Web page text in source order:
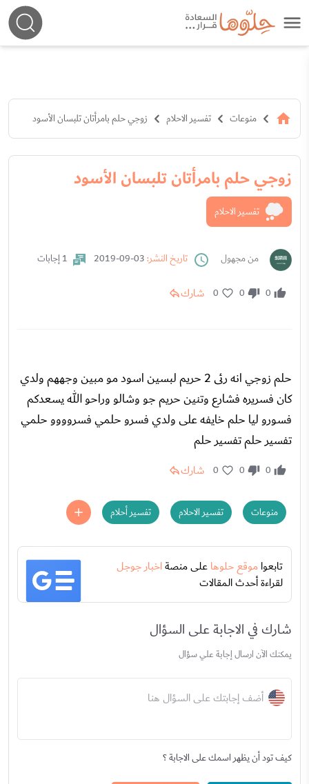
منوعات تفسير الاحلام زوجي حلم بامرأتان تلبسان الأسود
زوجي حلم بامرأتان تلبسان الأسود
تفسير الاحلام
من مجهول تاريخ النشر: 1 إجابات
0
0
0 شارك
حلم زوجي انه رئى 2 حريم لبسين اسود مو مبين وجههم ولدي
كان فسريره فشارع وتنين حريم جو وشالو وراحو الله يسعدكم
فسورو ليا حلم خايفه على ولدي فسرو حلمي فسروووو حلمي
تفسير حلم تفسير حلم
0
0
0 شارك
منوعات تفسير الاحلام تفسير أحلام
تابعواموقع حلوهاعلى منصةاخبار جوجل
لقراءة أحدث المقالات
شارك في الاجابة على السؤال
يمكنك الآن ارسال إجابة علي سؤال
أضف إجابتك على السؤال هنا
كيف تود أن يظهر اسمك على الاجابة ؟